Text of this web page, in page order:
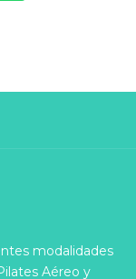
modalidades
Aéreo y